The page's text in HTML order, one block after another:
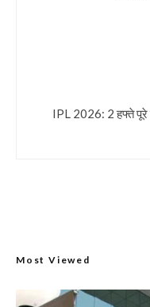
IPL 2026: 2 हफ्ते पूरे
Most Viewed